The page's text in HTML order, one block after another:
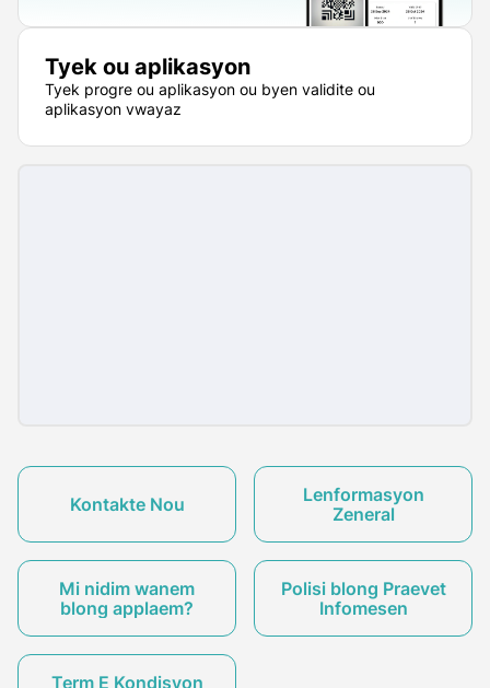
Tyek ou aplikasyon
Tyek progre ou aplikasyon ou byen validite ou
aplikasyon vwayaz
Kontakte Nou
Lenformasyon
Zeneral
Mi nidim wanem
blong applaem?
Polisi blong Praevet
Infomesen
Term E Kondisyon